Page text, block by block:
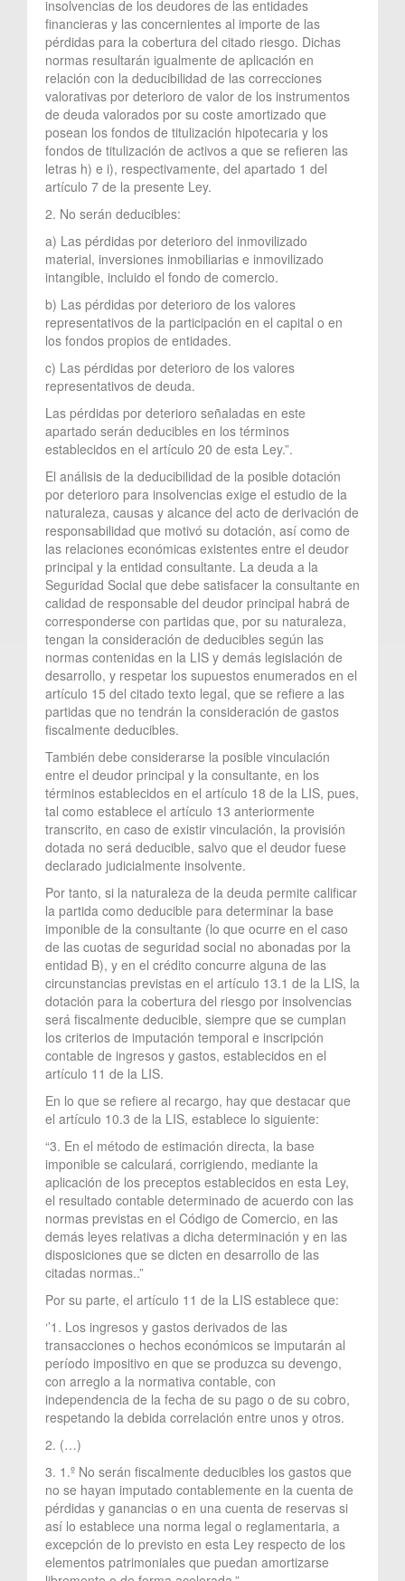
insolvencias de los deudores de las entidades
financieras y las concernientes al importe de las
pérdidas para la cobertura del citado riesgo. Dichas
normas resultarán igualmente de aplicación en
relación con la deducibilidad de las correcciones
valorativas por deterioro de valor de los instrumentos
de deuda valorados por su coste amortizado que
posean los fondos de titulización hipotecaria y los
fondos de titulización de activos a que se refieren las
letras h) e i), respectivamente, del apartado 1 del
artículo 7 de la presente Ley.
2. No serán deducibles:
a) Las pérdidas por deterioro del inmovilizado
material, inversiones inmobiliarias e inmovilizado
intangible, incluido el fondo de comercio.
b) Las pérdidas por deterioro de los valores
representativos de la participación en el capital o en
los fondos propios de entidades.
c) Las pérdidas por deterioro de los valores
representativos de deuda.
Las pérdidas por deterioro señaladas en este
apartado serán deducibles en los términos
establecidos en el artículo 20 de esta Ley.”.
El análisis de la deducibilidad de la posible dotación
por deterioro para insolvencias exige el estudio de la
naturaleza, causas y alcance del acto de derivación de
responsabilidad que motivó su dotación, así como de
las relaciones económicas existentes entre el deudor
principal y la entidad consultante. La deuda a la
Seguridad Social que debe satisfacer la consultante en
calidad de responsable del deudor principal habrá de
corresponderse con partidas que, por su naturaleza,
tengan la consideración de deducibles según las
normas contenidas en la LIS y demás legislación de
desarrollo, y respetar los supuestos enumerados en el
artículo 15 del citado texto legal, que se refiere a las
partidas que no tendrán la consideración de gastos
fiscalmente deducibles.
También debe considerarse la posible vinculación
entre el deudor principal y la consultante, en los
términos establecidos en el artículo 18 de la LIS, pues,
tal como establece el artículo 13 anteriormente
transcrito, en caso de existir vinculación, la provisión
dotada no será deducible, salvo que el deudor fuese
declarado judicialmente insolvente.
Por tanto, si la naturaleza de la deuda permite calificar
la partida como deducible para determinar la base
imponible de la consultante (lo que ocurre en el caso
de las cuotas de seguridad social no abonadas por la
entidad B), y en el crédito concurre alguna de las
circunstancias previstas en el artículo 13.1 de la LIS, la
dotación para la cobertura del riesgo por insolvencias
será fiscalmente deducible, siempre que se cumplan
los criterios de imputación temporal e inscripción
contable de ingresos y gastos, establecidos en el
artículo 11 de la LIS.
En lo que se refiere al recargo, hay que destacar que
el artículo 10.3 de la LIS, establece lo siguiente:
“3. En el método de estimación directa, la base
imponible se calculará, corrigiendo, mediante la
aplicación de los preceptos establecidos en esta Ley,
el resultado contable determinado de acuerdo con las
normas previstas en el Código de Comercio, en las
demás leyes relativas a dicha determinación y en las
disposiciones que se dicten en desarrollo de las
citadas normas..”
Por su parte, el artículo 11 de la LIS establece que:
‘’1. Los ingresos y gastos derivados de las
transacciones o hechos económicos se imputarán al
período impositivo en que se produzca su devengo,
con arreglo a la normativa contable, con
independencia de la fecha de su pago o de su cobro,
respetando la debida correlación entre unos y otros.
2. (…)
3. 1.º No serán fiscalmente deducibles los gastos que
no se hayan imputado contablemente en la cuenta de
pérdidas y ganancias o en una cuenta de reservas si
así lo establece una norma legal o reglamentaria, a
excepción de lo previsto en esta Ley respecto de los
elementos patrimoniales que puedan amortizarse